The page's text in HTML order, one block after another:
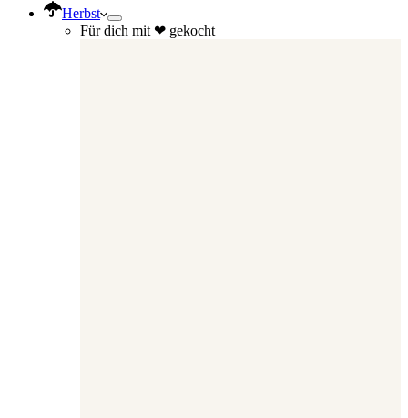
Herbst
Für dich mit ❤ gekocht